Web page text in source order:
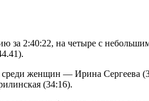
за 2:40:22, на четыре с
женщин — Ирина Сергеева
(34:16).